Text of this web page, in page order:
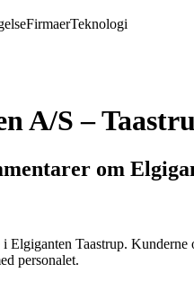
FirmaerTeknologi
A/S –
om
Taastrup.
personalet.